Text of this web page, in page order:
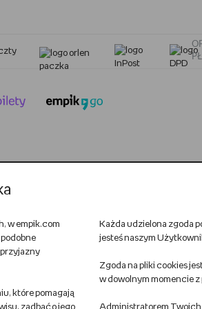
w empik.com
przyjazny
które pomagają
Każda udzielona zgoda
jesteś naszym
Zgoda na pliki cookies
w dowolnym momencie z